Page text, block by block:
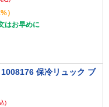
%）
はお早めに
保冷リュック ブ
)